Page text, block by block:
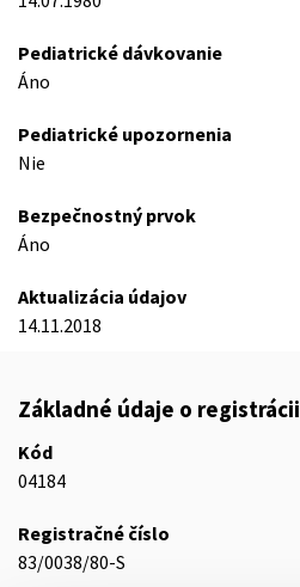
Pediatrické dávkovanie
Áno
Pediatrické upozornenia
Nie
Bezpečnostný prvok
Áno
Aktualizácia údajov
14.11.2018
Základné údaje o registrácii
Kód
04184
Registračné číslo
83/0038/80-S